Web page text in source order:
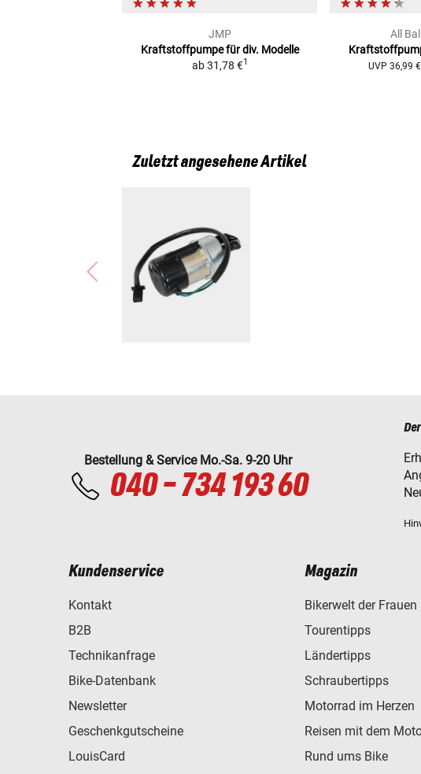
JMP
Kraftstoffpumpe für div. Modelle
ab 31,78 €1
All
UVP 36,99 €
Zuletzt angesehene Artikel
Bestellung & Service Mo.-Sa. 9-20 Uhr
040 - 734 193 60
Kundenservice
Kontakt
B2B
Technikanfrage
Bike-Datenbank
Newsletter
Geschenkgutscheine
LouisCard
Magazin
Bikerwelt der Frauen
Tourentipps
Ländertipps
Schraubertipps
Motorrad im Herzen
Reisen mit dem
Rund ums Bike